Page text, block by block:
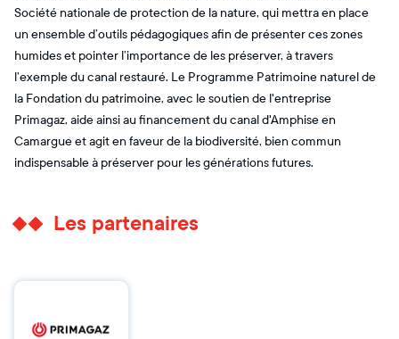
Société nationale de protection de la nature, qui mettra en place
un ensemble d’outils pédagogiques afin de présenter ces zones
humides et pointer l’importance de les préserver, à travers
l’exemple du canal restauré. Le Programme Patrimoine naturel de
la Fondation du patrimoine, avec le soutien de l'entreprise
Primagaz, aide ainsi au financement du canal d'Amphise en
Camargue et agit en faveur de la biodiversité, bien commun
indispensable à préserver pour les générations futures.
Les partenaires